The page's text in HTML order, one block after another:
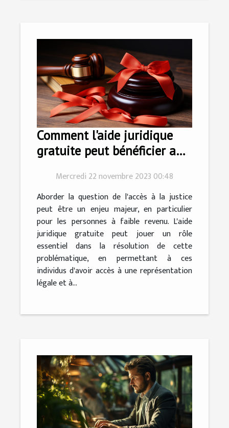
Comment l'aide juridique
gratuite peut bénéficier aux
Mercredi 22 novembre 2023 00:48
Aborder la question de l'accès à la justice
peut être un enjeu majeur, en particulier
pour les personnes à faible revenu. L'aide
juridique gratuite peut jouer un rôle
essentiel dans la résolution de cette
problématique, en permettant à ces
individus d'avoir accès à une représentation
légale et à...